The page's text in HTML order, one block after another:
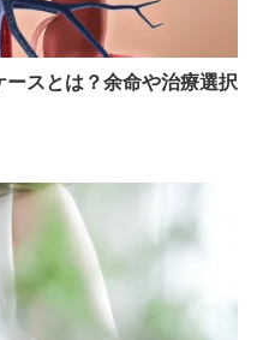
スとは？余命や治療選択